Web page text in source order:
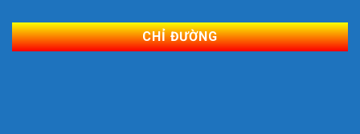
CHỈ ĐƯỜNG